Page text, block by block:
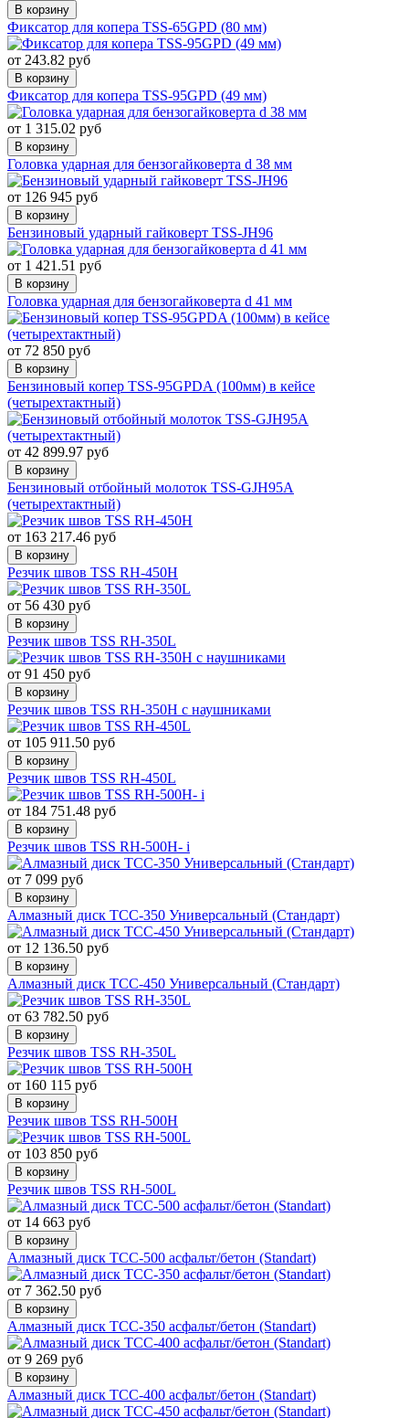
В корзину
Фиксатор для копера TSS-65GPD (80 мм)
от 243.82 руб
В корзину
Фиксатор для копера TSS-95GPD (49 мм)
от 1 315.02 руб
В корзину
Головка ударная для бензогайковерта d 38 мм
от 126 945 руб
В корзину
Бензиновый ударный гайковерт TSS-JH96
от 1 421.51 руб
В корзину
Головка ударная для бензогайковерта d 41 мм
от 72 850 руб
В корзину
Бензиновый копер TSS-95GPDA (100мм) в кейсе
(четырехтактный)
от 42 899.97 руб
В корзину
Бензиновый отбойный молоток TSS-GJH95A
(четырехтактный)
от 163 217.46 руб
В корзину
Резчик швов TSS RH-450H
от 56 430 руб
В корзину
Резчик швов TSS RH-350L
от 91 450 руб
В корзину
Резчик швов TSS RH-350H с наушниками
от 105 911.50 руб
В корзину
Резчик швов TSS RH-450L
от 184 751.48 руб
В корзину
Резчик швов TSS RH-500H- i
от 7 099 руб
В корзину
Алмазный диск ТСС-350 Универсальный (Стандарт)
от 12 136.50 руб
В корзину
Алмазный диск ТСС-450 Универсальный (Стандарт)
от 63 782.50 руб
В корзину
Резчик швов TSS RH-350L
от 160 115 руб
В корзину
Резчик швов TSS RH-500H
от 103 850 руб
В корзину
Резчик швов TSS RH-500L
от 14 663 руб
В корзину
Алмазный диск ТСС-500 асфальт/бетон (Standart)
от 7 362.50 руб
В корзину
Алмазный диск ТСС-350 асфальт/бетон (Standart)
от 9 269 руб
В корзину
Алмазный диск ТСС-400 асфальт/бетон (Standart)